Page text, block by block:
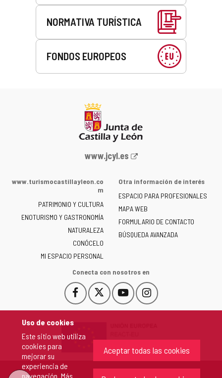
Uso de cookies
Este sitio web utiliza
cookies para
mejorar su
experiencia de
navegación. Más
Aceptar todas las cookies
NORMATIVA TURÍSTICA
FONDOS EUROPEOS
Portal
la
de
Castilla
y
León
-
www.jcyl.es
www.turismocastillayleon.co
m
PATRIMONIO Y CULTURA
ENOTURISMO Y GASTRONOMÍA
NATURALEZA
CONÓCELO
MI ESPACIO PERSONAL
Otra información de interés
ESPACIO PARA PROFESIONALES
MAPA WEB
FORMULARIO DE CONTACTO
BÚSQUEDA AVANZADA
Conecta con nosotros en
Facebook
Este
enlace
en
nueva.
Este
enlace
una
ventana
nueva.
YouTube
Este
enlace
una
ventana
nueva.
Instagram
Este
enlace
una
ventana
nueva.